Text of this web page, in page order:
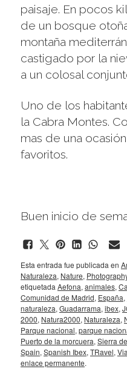
paisaje. En pocos
de un bosque
montaña
castigado por la
a un colosal
Uno de los
la Cabra Montes.
mas de una
favoritos.
Buen inicio de
Esta entrada fue publicada en
Naturaleza, Nature,
etiquetada Aefona, animales,
Comunidad de Madrid, España,
naturaleza, Guadarrama, ibex,
2000, Natura2000, Naturaleza,
Parque nacional, parque
Puerto de la morcuera, Sierra
Spain, Spanish Ibex, TRavel,
enlace permanente.